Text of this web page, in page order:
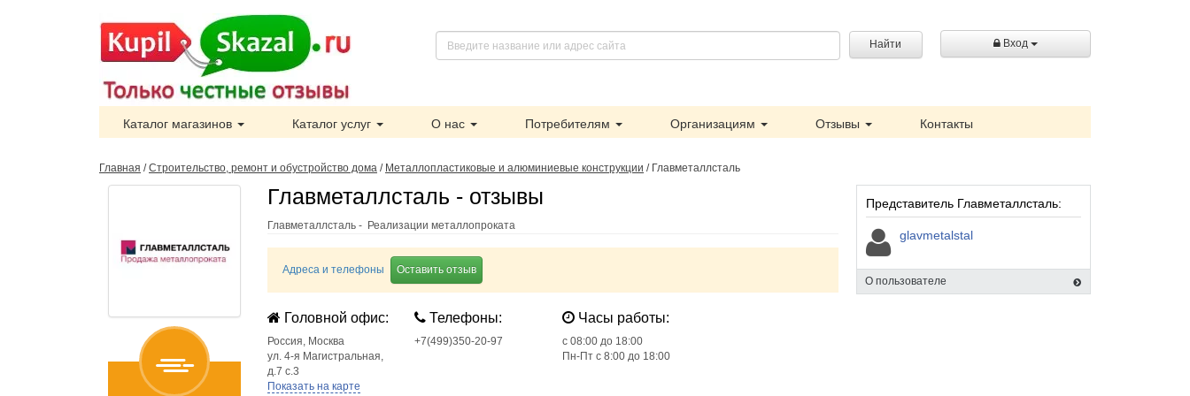
Найти Вход
Каталог магазинов Каталог услуг О нас Потребителям Организациям Отзывы Контакты
Главная /Строительство, ремонт и обустройство дома / Металлопластиковые и алюминиевые конструкции / Главметаллсталь
Главметаллсталь - отзывы
Главметаллсталь - Реализации металлопроката
Адреса и телефоны Оставить отзыв
Головной офис:
Россия, Москва
ул. 4-я Магистральная,
д.7 с.3
Показать на карте
Телефоны:
+7(499)350-20-97
Часы работы:
c 08:00 до 18:00
Пн-Пт с 8:00 до 18:00
Представитель Главметаллсталь:
glavmetalstal
О пользователе